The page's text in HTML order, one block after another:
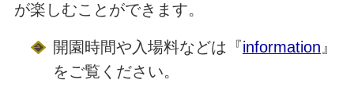
が楽しむことができます。
開園時間や入場料などは『information 』
をご覧ください。